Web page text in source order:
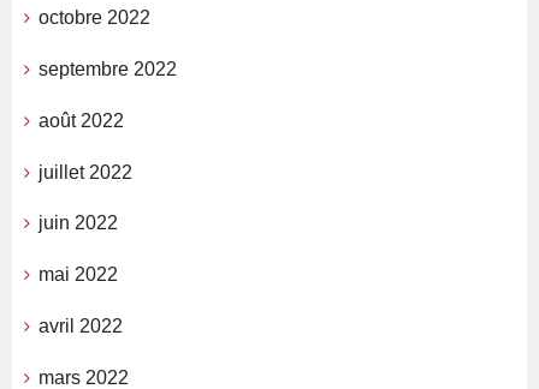
octobre 2022
septembre 2022
août 2022
juillet 2022
juin 2022
mai 2022
avril 2022
mars 2022